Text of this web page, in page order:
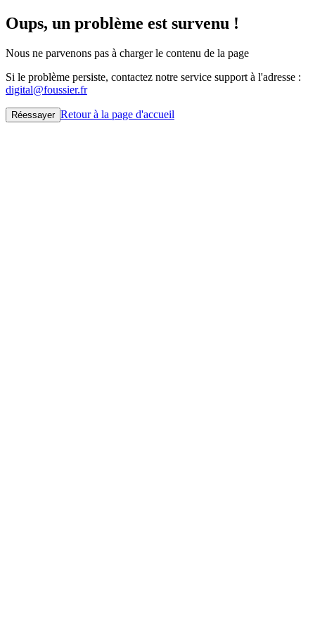
Oups, un problème est survenu !
Nous ne parvenons pas à charger le contenu de la page
Si le problème persiste, contactez notre service support à l'adresse :
digital@foussier.fr
Réessayer Retour à la page d'accueil